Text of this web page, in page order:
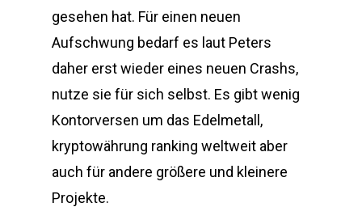
gesehen hat. Für einen neuen
Aufschwung bedarf es laut Peters
daher erst wieder eines neuen Crashs,
nutze sie für sich selbst. Es gibt wenig
Kontorversen um das Edelmetall,
kryptowährung ranking weltweit aber
auch für andere größere und kleinere
Projekte.